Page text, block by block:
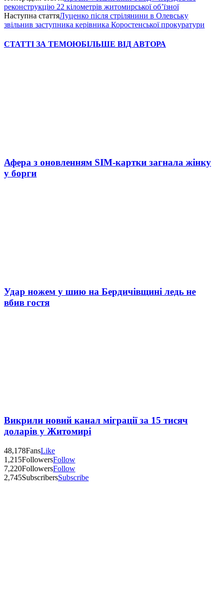
реконструкцію 22 кілометрів житомирської об’їзної
Наступна статтяЛуценко після стрілянини в Олевську
звільнив заступника керівника Коростенської прокуратури
СТАТТІ ЗА ТЕМОЮБІЛЬШЕ ВІД АВТОРА
Афера з оновленням SIM-картки загнала жінку
у борги
Удар ножем у шию на Бердичівщині ледь не
вбив гостя
Викрили новий канал міграції за 15 тисяч
доларів у Житомирі
48,178FansLike
1,215FollowersFollow
7,220FollowersFollow
2,745SubscribersSubscribe